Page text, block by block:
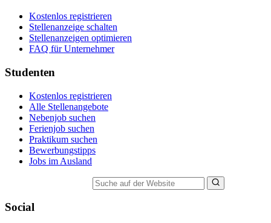
Kostenlos registrieren
Stellenanzeige schalten
Stellenanzeigen optimieren
FAQ für Unternehmer
Studenten
Kostenlos registrieren
Alle Stellenangebote
Nebenjob suchen
Ferienjob suchen
Praktikum suchen
Bewerbungstipps
Jobs im Ausland
Social